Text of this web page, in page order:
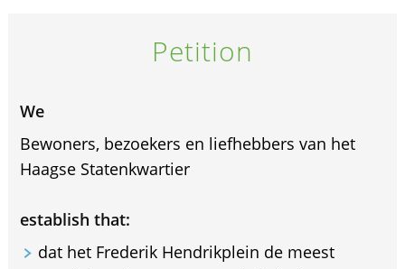
Petition
We
Bewoners, bezoekers en liefhebbers van het
Haagse Statenkwartier
establish that:
dat het Frederik Hendrikplein de meest